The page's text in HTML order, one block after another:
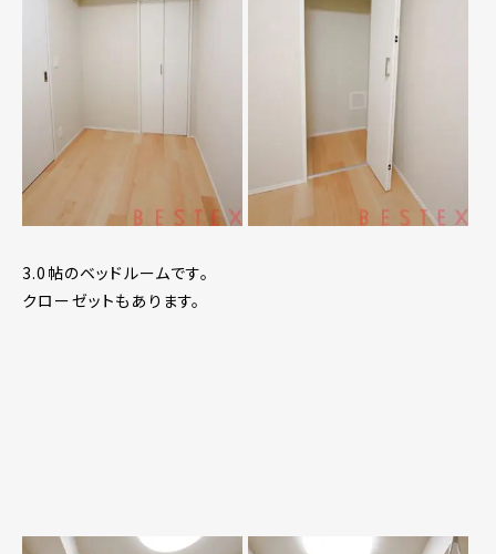
3.0帖のベッドルームです。
クローゼットもあります。